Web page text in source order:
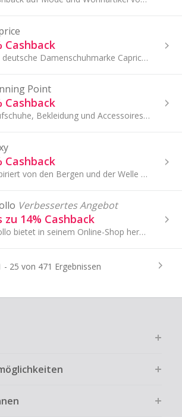
Cashback
Die deutsche Damenschuhmarke Caprice ist bekannt für ihre innovativen Entwicklungen und Innovationen.
Point
Cashback
Laufschuhe, Bekleidung und Accessoires shoppen!
Cashback
Inspiriert von den Bergen und der Welle seit 1990, ROXY schafft Produkte, die die Balance zwischen Stil, Leistung und Weiblichkeit schlagen.
Verbessertes Angebot
zu 14% Cashback
Apollo bietet in seinem Online-Shop herausragenden Service, professionelle Beratung und Produkte von bester Qualität.
- 25 von 471 Ergebnissen